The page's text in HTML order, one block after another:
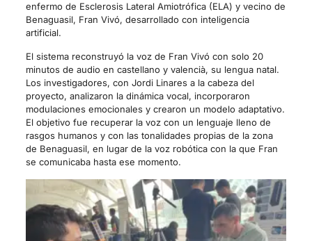
enfermo de Esclerosis Lateral Amiotrófica (ELA) y vecino de
Benaguasil, Fran Vivó, desarrollado con inteligencia
artificial.
El sistema reconstruyó la voz de Fran Vivó con solo 20
minutos de audio en castellano y valencià, su lengua natal.
Los investigadores, con Jordi Linares a la cabeza del
proyecto, analizaron la dinámica vocal, incorporaron
modulaciones emocionales y crearon un modelo adaptativo.
El objetivo fue recuperar la voz con un lenguaje lleno de
rasgos humanos y con las tonalidades propias de la zona
de Benaguasil, en lugar de la voz robótica con la que Fran
se comunicaba hasta ese momento.